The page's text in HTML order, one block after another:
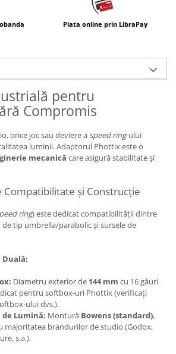
R3)) si
Foto-
foto
sau
Plata online prin LibraPay
pentru
Compromis
orice joc sau deviere a speed ring-ului
luminii. Adaptorul Phottix este o
mecanică care asigură stabilitate și
Compatibilitate și Construcție
ring) este dedicat compatibilității dintre
tip umbrella/parabolic și sursele de
Diametru exterior de 144 mm cu 16 găuri
pentru softbox-uri Phottix (verificați
ului dvs.).
de Lumină: Montură Bowens (standard),
majoritatea brandurilor de studio (Godox,
ș.a.).